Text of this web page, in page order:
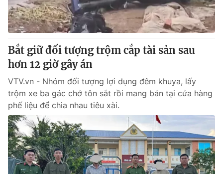
Bắt giữ đối tượng trộm cắp tài sản sau
hơn 12 giờ gây án
VTV.vn - Nhóm đối tượng lợi dụng đêm khuya, lấy
trộm xe ba gác chở tôn sắt rồi mang bán tại cửa hàng
phế liệu để chia nhau tiêu xài.